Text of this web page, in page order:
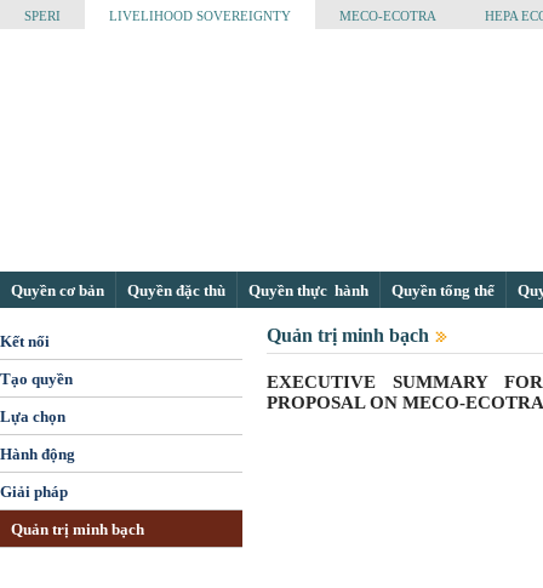
SPERI LIVELIHOOD SOVEREIGNTY MECO-ECOTRA HEPA
Quyền cơ bản Quyền đặc thù Quyền thực hành Quyền tổng thể
Kết nối
Tạo quyền
Lựa chọn
Hành động
Giải pháp
Quản trị minh bạch
Quản trị minh bạch
EXECUTIVE SUMMARY
PROPOSAL ON MECO-